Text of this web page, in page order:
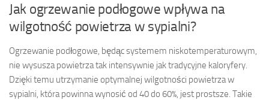
Jak ogrzewanie podłogowe wpływa na
wilgotność powietrza w sypialni?
Ogrzewanie podłogowe, będąc systemem niskotemperaturowym,
nie wysusza powietrza tak intensywnie jak tradycyjne kaloryfery.
Dzięki temu utrzymanie optymalnej wilgotności powietrza w
sypialni, która powinna wynosić od 40 do 60%, jest prostsze. Takie